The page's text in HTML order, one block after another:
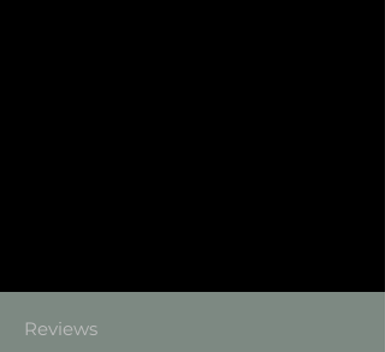
Reviews